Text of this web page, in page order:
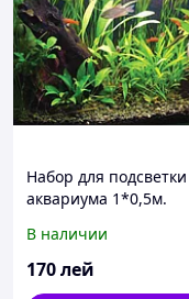
Набор для подсветки
аквариума 1*0,5м.
В наличии
170лей